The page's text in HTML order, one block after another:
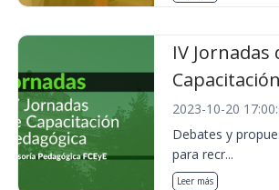
IV Jornadas
2023-10-20
Debates y
para recr...
Leer más